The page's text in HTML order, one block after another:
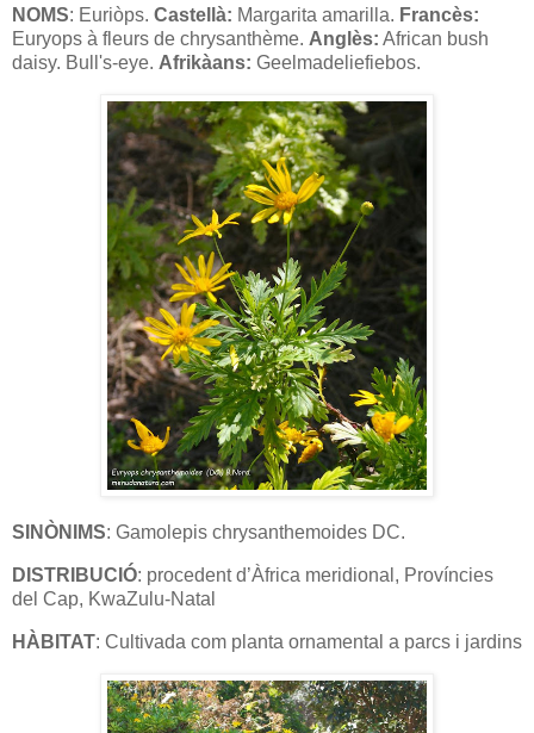
NOMS: Euriòps. Castellà: Margarita amarilla. Francès:
Euryops à fleurs de chrysanthème. Anglès: African bush
daisy. Bull's-eye. Afrikàans: Geelmadeliefiebos.
SINÒNIMS: Gamolepis chrysanthemoides DC.
DISTRIBUCIÓ: procedent d’Àfrica meridional, Províncies
del Cap, KwaZulu-Natal
HÀBITAT: Cultivada com planta ornamental a parcs i jardins